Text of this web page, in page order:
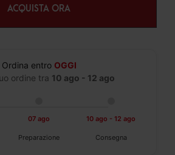
ACQUISTA ORA
Ordina entro OGGI
ordine tra 10 ago - 12 ago
07 ago
Preparazione
10 ago - 12 ago
Consegna